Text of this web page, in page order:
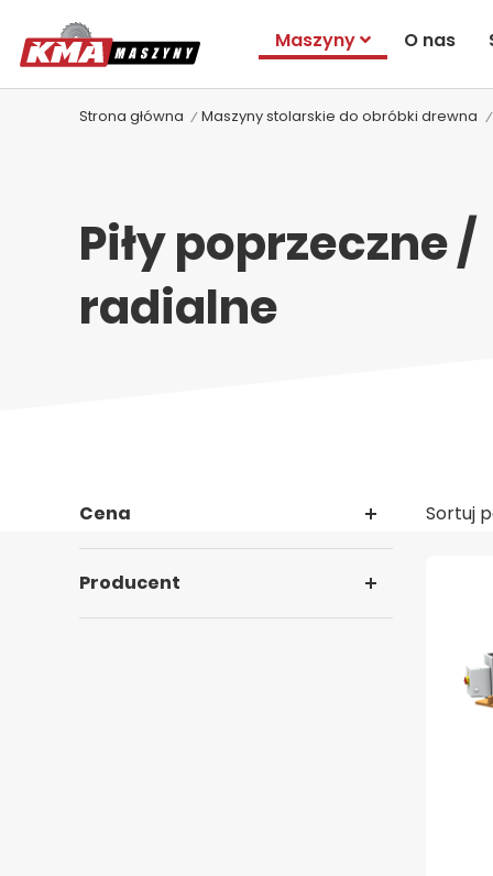
Maszyny O nas
Strona główna Maszyny stolarskie do obróbki drewna
Piły poprzeczne /
radialne
Sortuj
Cena
Producent